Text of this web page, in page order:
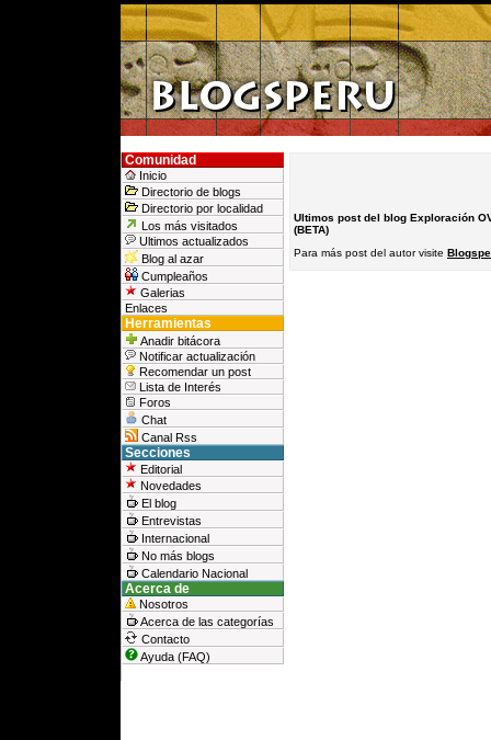
Comunidad
Inicio
Directorio de blogs
Directorio por localidad
Los más visitados
Ultimos actualizados
Blog al azar
Cumpleaños
Galerias
Enlaces
Herramientas
Anadir bitácora
Notificar actualización
Recomendar un post
Lista de Interés
Foros
Chat
Canal Rss
Secciones
Editorial
Novedades
El blog
Entrevistas
Internacional
No más blogs
Calendario Nacional
Acerca de
Nosotros
Acerca de las categorías
Contacto
Ayuda (FAQ)
Ultimos post del blog Exploración
(BETA)
Para más post del autor visite